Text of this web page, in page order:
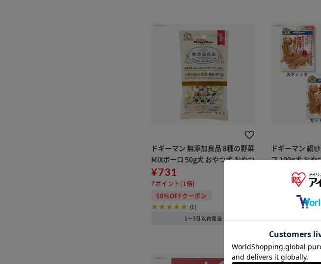
ドギーマン 無添加良品 8種の野菜
MIXボーロ 50g犬 おやつ犬 おやつ
¥731
7ポイント(1倍)
50%OFFクーポン
(1)
1～3日以内発送
ドギーマン 絹
フ 100g犬 おや
¥820
8ポイント(1倍)
50%OFFクーポ
(4)
※ご確認ください